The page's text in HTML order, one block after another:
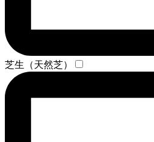
芝生（天然芝）